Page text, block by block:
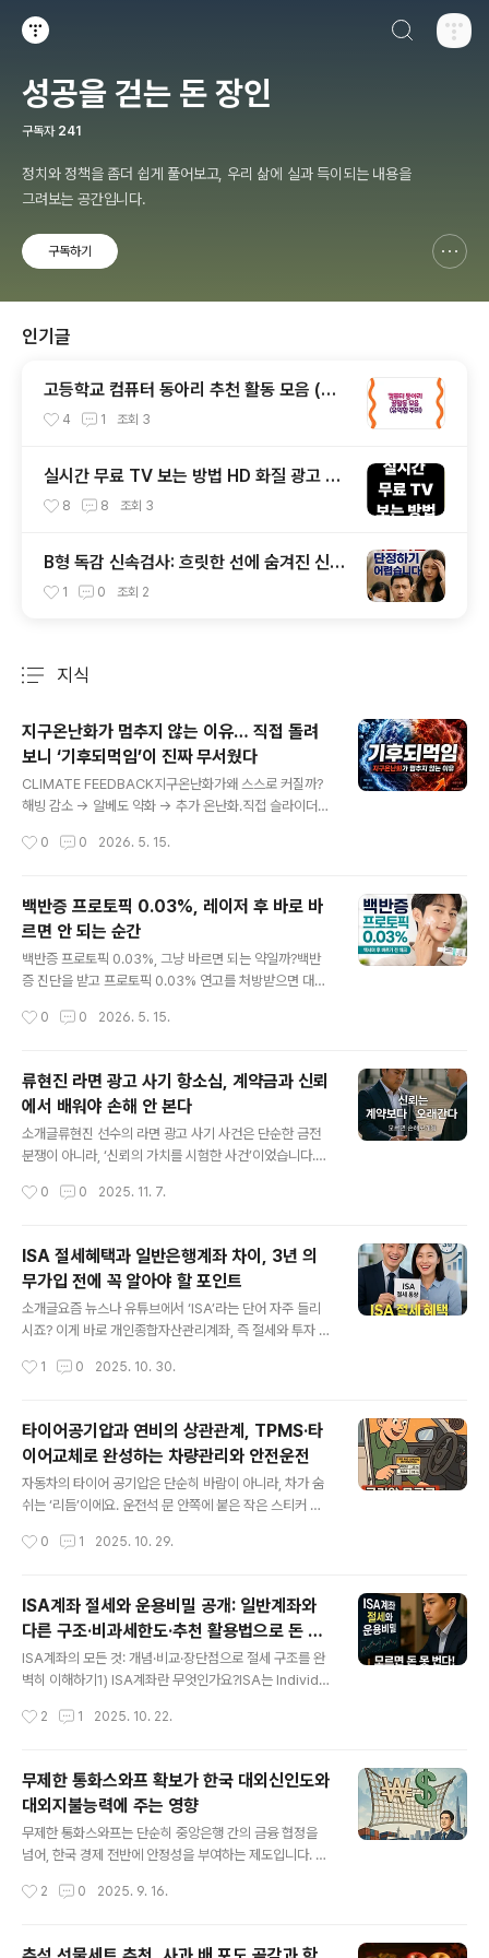
성공을 걷는 돈 장인
구독자 241
정치와 정책을 좀더 쉽게 풀어보고, 우리 삶에 실과 득이되는 내용을
그려보는 공간입니다.
구독하기
인기글
고등학교 컴퓨터 동아리 추천 활동 모음 (꿀
팁)4 1 조회 3
실시간 무료 TV 보는 방법 HD 화질 광고 적
음 가입 없이 보는 앱 IPTV OTT부터 데이터
8 8 조회 3
B형 독감 신속검사: 흐릿한 선에 숨겨진 신호
를 해독하다
1 0 조회 2
지식
지구온난화가 멈추지 않는 이유… 직접 돌려
보니 ‘기후되먹임’이 진짜 무서웠다
CLIMATE FEEDBACK지구온난화가왜 스스로 커질까?
해빙 감소 → 알베도 약화 → 추가 온난화.직접 슬라이더를
증기 · 메탄 · 알베도 · 기후 임계점 인터랙티브 분석 지구온
메탄·알베도 임계점 직접기후되먹임 원리를 직접 움직이며
확인하는 인터랙티브 시뮬레이션. 수증기·해빙·알베도·메
탄 변화를 한눈에 분석합니다.information.youngsdail
y.com
0 0 2026. 5. 15.
백반증 프로토픽 0.03%, 레이저 후 바로 바
르면 안 되는 순간
백반증 프로토픽 0.03%, 그냥 바르면 되는 약일까?백반
증 진단을 받고 프로토픽 0.03% 연고를 처방받으면 대부
닌가?”하지만 실제로는 조금 다릅니다. 백반증 치료는 보
피부가 붉어지거나 따갑거나 딱지가 생긴 상태에서는 연고
사용을 조심해야 할 수 있습니다.특히 얼굴 부위는 피부가
예민합니다. 프로토픽은 스테로이드가 아니라는 장점이 있
지만, 자외선 노출, 외출 전 사용, 레이저 후 화상 반응 같은
부분을 모르고 바르면 오히려 자극이 커질 수 있습니다.“1
“딱지 위에 발라도 되는지”가 헷갈린다면 아래 정리 글에
0 0 2026. 5. 15.
류현진 라면 광고 사기 항소심, 계약금과 신뢰
에서 배워야 손해 안 본다
소개글류현진 선수의 라면 광고 사기 사건은 단순한 금전
분쟁이 아니라, ‘신뢰의 가치를 시험한 사건’이었습니다.믿
고, 법정에서는 감형이 나왔지만 신뢰는 완전히 회복되지
해 계약과 신뢰의 균형을 지키는 법을 탐구하고, 작은 부주
의가 얼마나 큰 손해를 부를 수 있는지를 알려드립니다. 류
현진 라면 광고 사기, 항소심 감형 뒤에도 남은 ‘계약금 신
뢰’의 교훈야구선수 류현진 선수가 10년 전 찍었던 ‘오뚜기
이 아니라, 그 광고 계약금을 둘러싼 “사기 사건” 때문이죠.
0 0 2025. 11. 7.
ISA 절세혜택과 일반은행계좌 차이, 3년 의
무가입 전에 꼭 알아야 할 포인트
소개글요즘 뉴스나 유튜브에서 ‘ISA’라는 단어 자주 들리
시죠? 이게 바로 개인종합자산관리계좌, 즉 절세와 투자 두
상품 같지만, 실제로는 일반 예금계좌와는 완전히 다르죠. I
이 돈을 굴려도 세금 부담이 줄어듭니다. 그런데 여기에 한
가지 함정(?)이 있어요. 바로 ‘3년 의무가입’이라는 조건이
죠. 3년 동안 자금을 묶어둬야 혜택을 온전히 받을 수 있기
때문에, 충동적으로 만들면 오히려 손해를 볼 수도 있어요.
이전 포스팅을 읽고 다음으로 진행하시면 이해에 도움이
알아보기소개글요즘 뉴스나 금융 광고에서 자주 보이는 ‘I
1 0 2025. 10. 30.
타이어공기압과 연비의 상관관계, TPMS·타
이어교체로 완성하는 차량관리와 안전운전
자동차의 타이어 공기압은 단순히 바람이 아니라, 차가 숨
쉬는 ‘리듬’이에요. 운전석 문 안쪽에 붙은 작은 스티커 한
분의 운전자들은 그걸 스쳐 지나가지만, 거기엔 당신 차의
를 어디서 찾고, 어떻게 읽는지부터 시작해 TPMS로 현재
공기압을 확인하는 방법, 그리고 권장값을 계산기로 예측
하는 법까지 다루었습니다. 읽다 보면 차가 단순한 기계가
아니라, 호흡하는 존재처럼 느껴질 거예요. 조금만 신경 써
답니다. 오늘은 정비사가 아니라, 당신이 직접 차의 숨소리
0 1 2025. 10. 29.
ISA계좌 절세와 운용비밀 공개: 일반계좌와
다른 구조·비과세한도·추천 활용법으로 돈 불
리기
ISA계좌의 모든 것: 개념·비교·장단점으로 절세 구조를 완
벽히 이해하기1) ISA계좌란 무엇인가요?ISA는 Individu
입니다.이 계좌는 이름 그대로 개인의 여러 금융상품을 하
존에는 예금, 주식, 펀드, 채권, ETF 등을 각각 다른 계좌에
서 관리해야 했지만, ISA는 이런 자산들을 한 곳에 모아 효
율적으로 운용하면서 세금 혜택까지 받을 수 있도록 설계
된 통합 계좌입니다.즉, “하나의 계좌로 다양한 금융상품을
굴리고, 세금을 아끼며 수익을 늘릴 수 있는 절세계좌”라고
형태1인 1계좌 원칙 (은행 또는 증권사 중 한 곳에서만 가..
2 1 2025. 10. 22.
무제한 통화스와프 확보가 한국 대외신인도와
대외지불능력에 주는 영향
무제한 통화스와프는 단순히 중앙은행 간의 금융 협정을
넘어, 한국 경제 전반에 안정성을 부여하는 제도입니다. 달
제 금융시장에서 한국의 신뢰를 높이는 역할을 합니다. 이
져, 위기 상황에서도 경제를 지켜주는 든든한 안전망이 됩
2 0 2025. 9. 16.